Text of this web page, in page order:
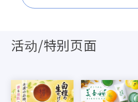
活动/特别页面